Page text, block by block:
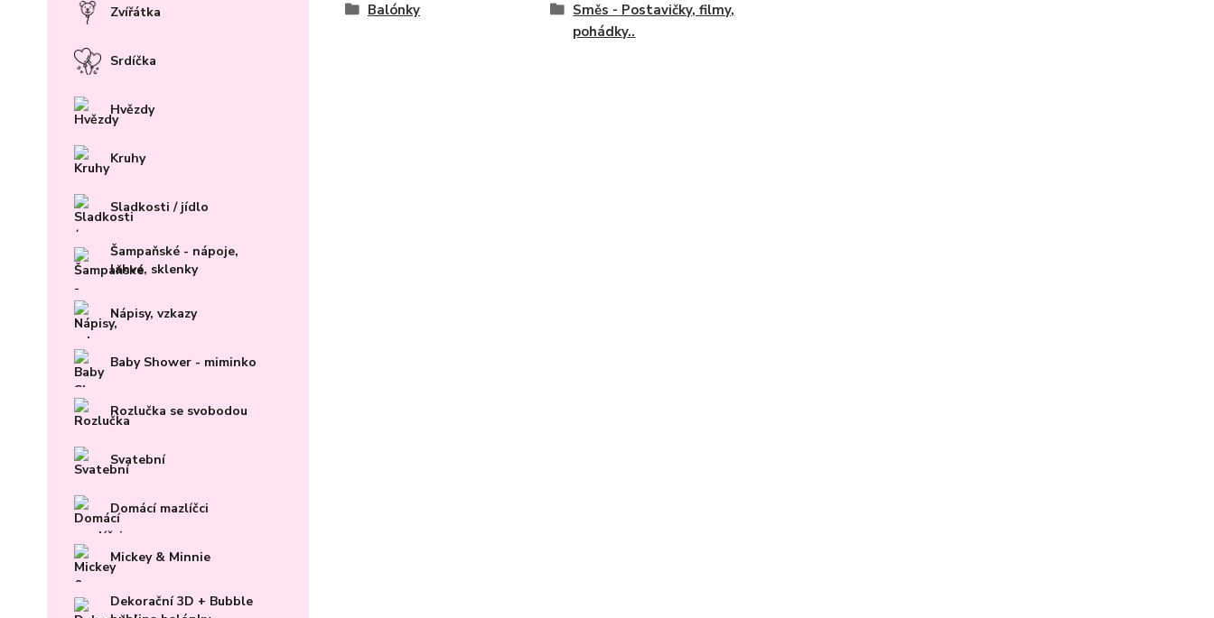
Zvířátka
Srdíčka
Hvězdy
Kruhy
Sladkosti / jídlo
Šampaňské - nápoje,
lahve, sklenky
Nápisy, vzkazy
Baby Shower - miminko
Rozlučka se svobodou
Svatební
Domácí mazlíčci
Mickey & Minnie
Dekorační 3D + Bubble
Balónky
Směs - Postavičky, filmy,
pohádky..